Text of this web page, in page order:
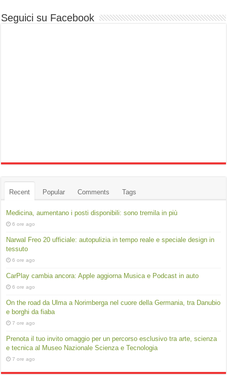
Seguici su Facebook
Recent Popular Comments Tags
Medicina, aumentano i posti disponibili: sono tremila in più
6 ore ago
Narwal Freo 20 ufficiale: autopulizia in tempo reale e speciale design in
tessuto
6 ore ago
CarPlay cambia ancora: Apple aggiorna Musica e Podcast in auto
6 ore ago
On the road da Ulma a Norimberga nel cuore della Germania, tra Danubio
e borghi da fiaba
7 ore ago
Prenota il tuo invito omaggio per un percorso esclusivo tra arte, scienza
e tecnica al Museo Nazionale Scienza e Tecnologia
7 ore ago